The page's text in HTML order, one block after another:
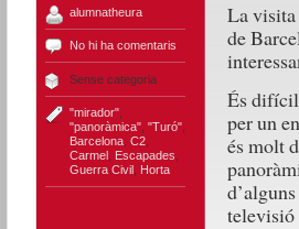
alumnatheura
No hi ha comentaris
Sense categoria
"mirador",
"panoràmica", "Turó",
Barcelona, C2,
Carmel, Escapades
Guerra Civil, Horta
La visita
de
És
per un
és molt